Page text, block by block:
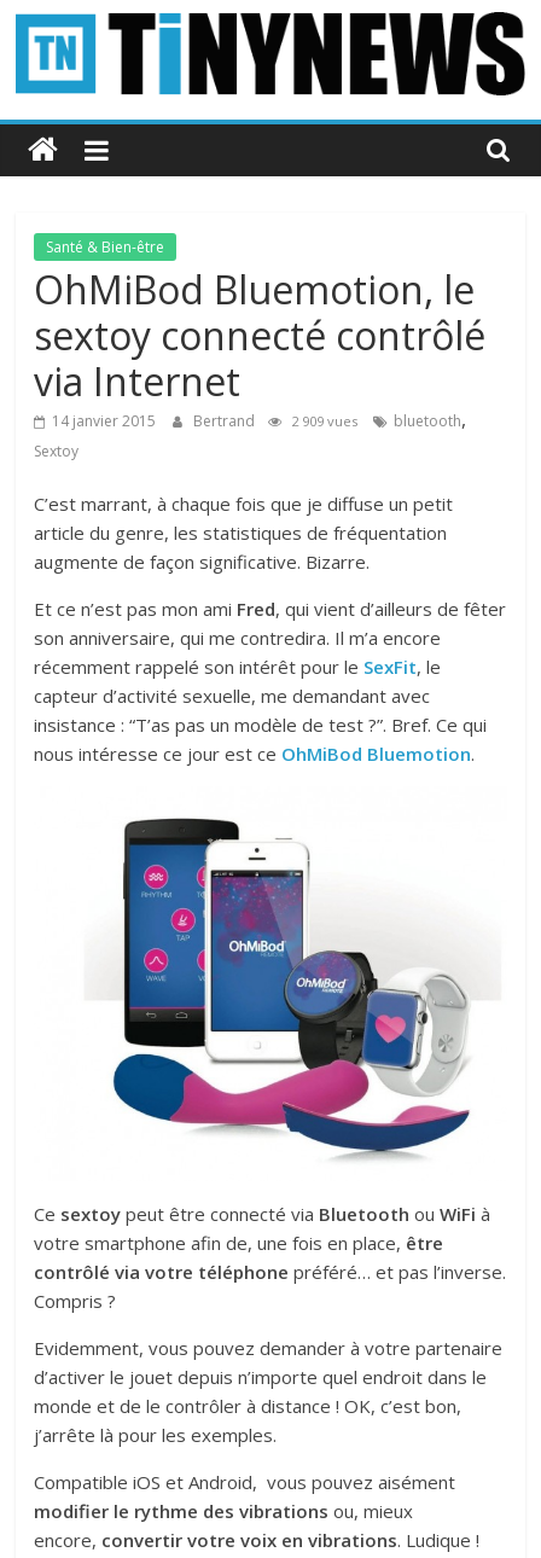
Passer
contenu
Tinynews
Le
belge
connecté
Santé & Bien-être
OhMiBod Bluemotion, le
sextoy connecté contrôlé
via Internet
14 janvier 2015 Bertrand 2 909 vues bluetooth,
Sextoy
C’est marrant, à chaque fois que je diffuse un petit
article du genre, les statistiques de fréquentation
augmente de façon significative. Bizarre.
Et ce n’est pas mon ami Fred, qui vient d’ailleurs de fêter
son anniversaire, qui me contredira. Il m’a encore
récemment rappelé son intérêt pour le SexFit, le
capteur d’activité sexuelle, me demandant avec
insistance : “T’as pas un modèle de test ?”. Bref. Ce qui
nous intéresse ce jour est ce OhMiBod Bluemotion.
Ce sextoy peut être connecté via Bluetooth ouWiFi à
votre smartphone afin de, une fois en place, être
contrôlé via votre téléphone préféré… et pas l’inverse.
Compris ?
Evidemment, vous pouvez demander à votre partenaire
d’activer le jouet depuis n’importe quel endroit dans le
monde et de le contrôler à distance ! OK, c’est bon,
j’arrête là pour les exemples.
Compatible iOS et Android, vous pouvez aisément
modifier le rythme des vibrations ou, mieux
encore, convertir votre voix en vibrations. Ludique !